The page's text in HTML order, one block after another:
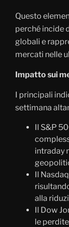
Questo
perché incide
globali e
mercati nelle
Impatto sui
I principali
settimana
Il S&P
intraday
Il
alla
Il Dow
le